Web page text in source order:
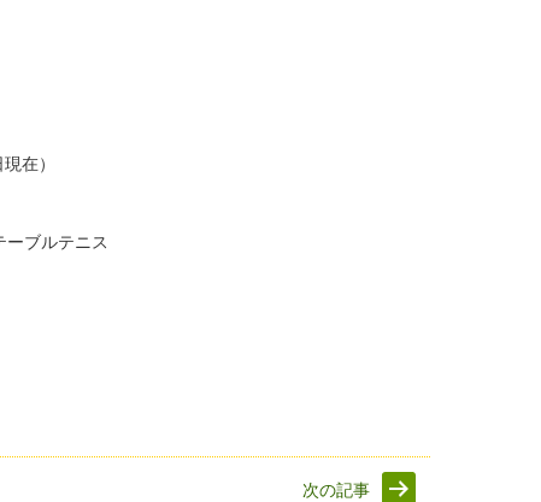
在）
ブルテニス
次の記事